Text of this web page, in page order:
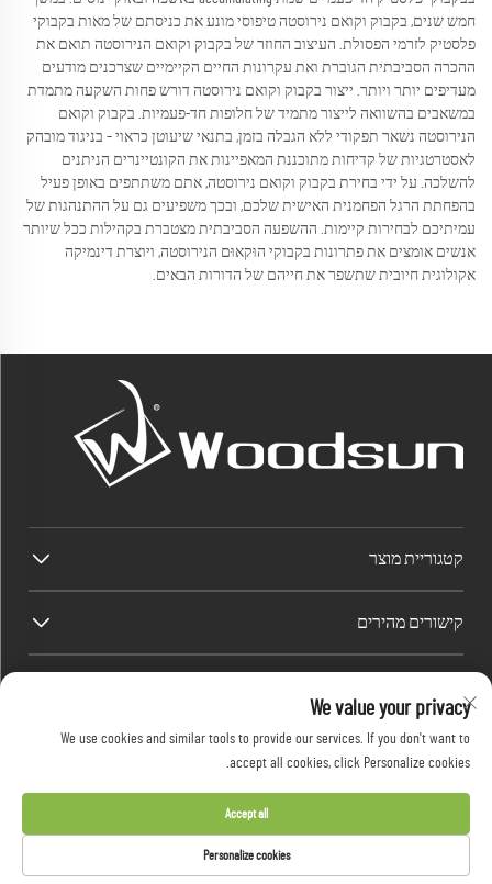
חמש שנים, בקבוק וקואם נירוסטה טיפוסי מונע את כניסתם של מאות בקבוקי
פלסטיק לזרמי הפסולת. העיצוב החוזר של בקבוק וקואם הנירוסטה תואם את
ההכרה הסביבתית הגוברת ואת עקרונות החיים הקיימיים שצרכנים מודעים
מעדיפים יותר ויותר. ייצור בקבוק וקואם נירוסטה דורש פחות השקעה מתמדת
במשאבים בהשוואה לייצור מתמיד של חלופות חד-פעמיות. בקבוק וקואם
הנירוסטה נשאר תפקודי ללא הגבלה בזמן, בתנאי שיעוטן כראוי – בניגוד מובהק
לאסטרטגיות של קדיחות מתוכננת המאפיינות את הקונטיינרים הניתנים
להשלכה. על ידי בחירת בקבוק וקואם נירוסטה, אתם משתתפים באופן פעיל
בהפחתת הרגל הפחמנית האישית שלכם, ובכך משפיעים גם על ההתנהגות של
עמיתיכם לבחירות קיימות. ההשפעה הסביבתית מצטברת בקהילות ככל שיותר
אנשים אומצים את פתרונות בקבוקי הוּקאוּם הנירוסטה, ויוצרת דינמיקה
אקולוגית חיובית שתשפר את חייהם של הדורות הבאים.
קטגוריית מוצר
קישורים מהירים
325 של סין), Yangjiang, Guangdong, סין
דואר אלקטרוני:[email protected]
כל הזכויות שמורות © 2026 Guangdong Woodsun Housewares Co., Ltd. - מדיניות הפרטיות
We value your privacy
We use cookies and similar tools to provide our services. If you don't want to
accept all cookies, click Personalize cookies.
Personalize cookies
Accept all